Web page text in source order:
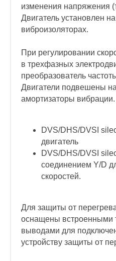
изменения напряжения
Двигатель установлен
виброизоляторах.
При регулировании
в трехфазных
преобразователь
Двигатели подвешены
амортизаторы вибрации.
DVS/DHS/DVSI
двигатель
DVS/DHS/DVSI
соединением Y/D
скоростей.
Для защиты от
оснащены встроенными
выводами для
устройству защиты от